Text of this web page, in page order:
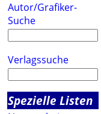
Autor/Grafiker-
Suche
Verlagssuche
Spezielle Listen